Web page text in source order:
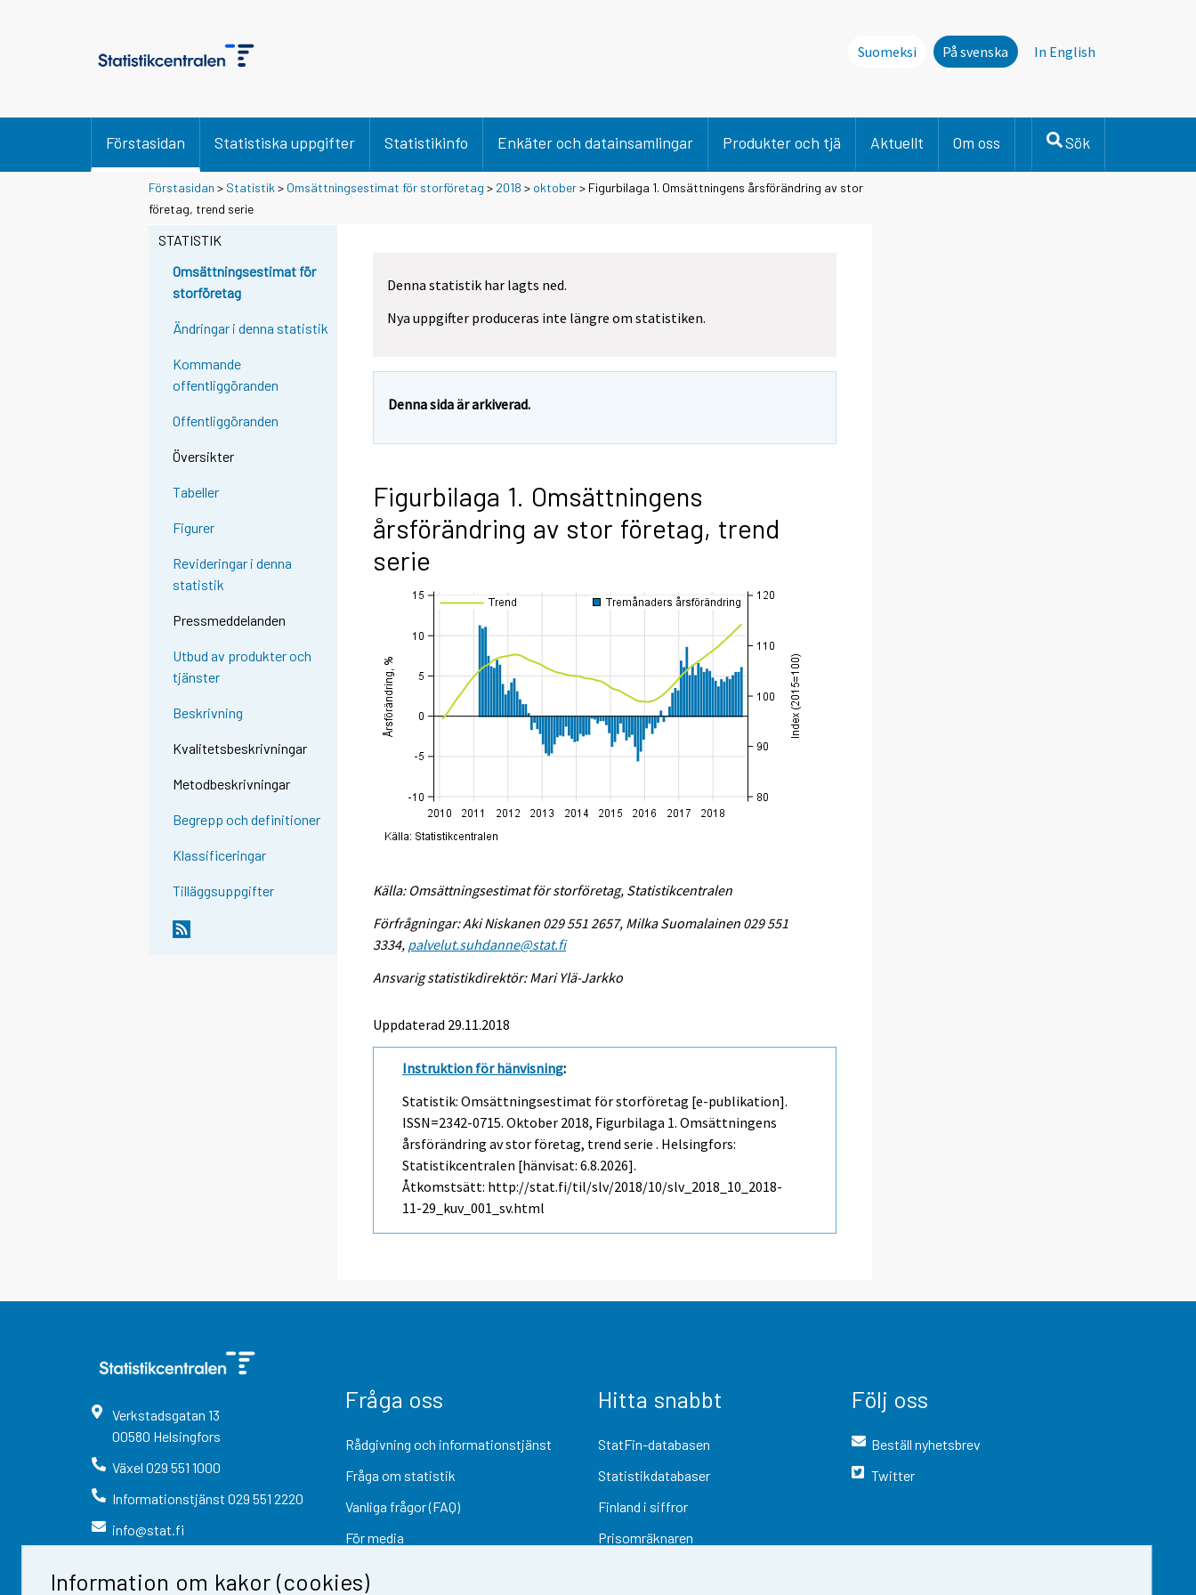
Information om kakor (cookies)
Suomeksi På svenska In English
Förstasidan Statistiska uppgifter Statistikinfo Enkäter och datainsamlingar Produkter och tjä Aktuellt Om oss Sök
Förstasidan > Statistik > Omsättningsestimat för storföretag > 2018 > oktober> Figurbilaga 1. Omsättningens årsförändring av stor
företag, trend serie
STATISTIK
Omsättningsestimat för
storföretag
Ändringar i denna statistik
Kommande
offentliggöranden
Offentliggöranden
Översikter
Tabeller
Figurer
Revideringar i denna
statistik
Pressmeddelanden
Utbud av produkter och
tjänster
Beskrivning
Kvalitetsbeskrivningar
Metodbeskrivningar
Begrepp och definitioner
Klassificeringar
Tilläggsuppgifter
Denna statistik har lagts ned.
Nya uppgifter produceras inte längre om statistiken.
Denna sida är arkiverad.
Figurbilaga 1. Omsättningens
årsförändring av stor företag, trend
serie
Källa: Omsättningsestimat för storföretag, Statistikcentralen
Förfrågningar: Aki Niskanen 029 551 2657, Milka Suomalainen 029 551
3334, palvelut.suhdanne@stat.fi
Ansvarig statistikdirektör: Mari Ylä-Jarkko
Uppdaterad 29.11.2018
Instruktion för hänvisning:
Statistik: Omsättningsestimat för storföretag [e-publikation].
ISSN=2342-0715.Oktober 2018, Figurbilaga 1. Omsättningens
årsförändring av stor företag, trend serie . Helsingfors:
Statistikcentralen [hänvisat: 6.8.2026].
Åtkomstsätt: http://stat.fi/til/slv/2018/10/slv_2018_10_2018-
11-29_kuv_001_sv.html
Verkstadsgatan 13
00580 Helsingfors
Växel 029 551 1000
Informationstjänst 029 551 2220
info@stat.fi
Fråga oss
Rådgivning och informationstjänst
Fråga om statistik
Vanliga frågor (FAQ)
För media
Hitta snabbt
StatFin-databasen
Statistikdatabaser
Finland i siffror
Prisomräknaren
Följ oss
Beställ nyhetsbrev
Twitter